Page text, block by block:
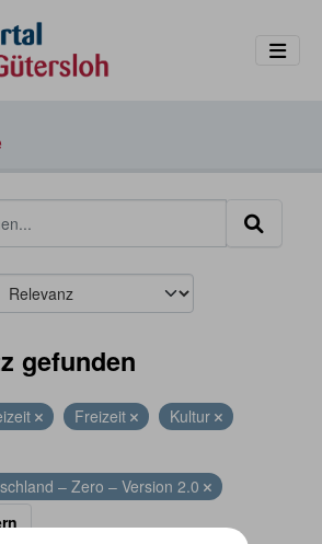
gefunden
Freizeit
Kultur
– Zero – Version 2.0